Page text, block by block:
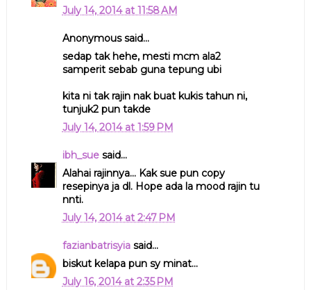
July 14, 2014 at 11:58 AM
Anonymous said...
sedap tak hehe, mesti mcm ala2
samperit sebab guna tepung ubi
kita ni tak rajin nak buat kukis tahun ni,
tunjuk2 pun takde
July 14, 2014 at 1:59 PM
ibh_suesaid...
Alahai rajinnya... Kak sue pun copy
resepinya ja dl. Hope ada la mood rajin tu
nnti.
July 14, 2014 at 2:47 PM
fazianbatrisyiasaid...
biskut kelapa pun sy minat...
July 16, 2014 at 2:35 PM